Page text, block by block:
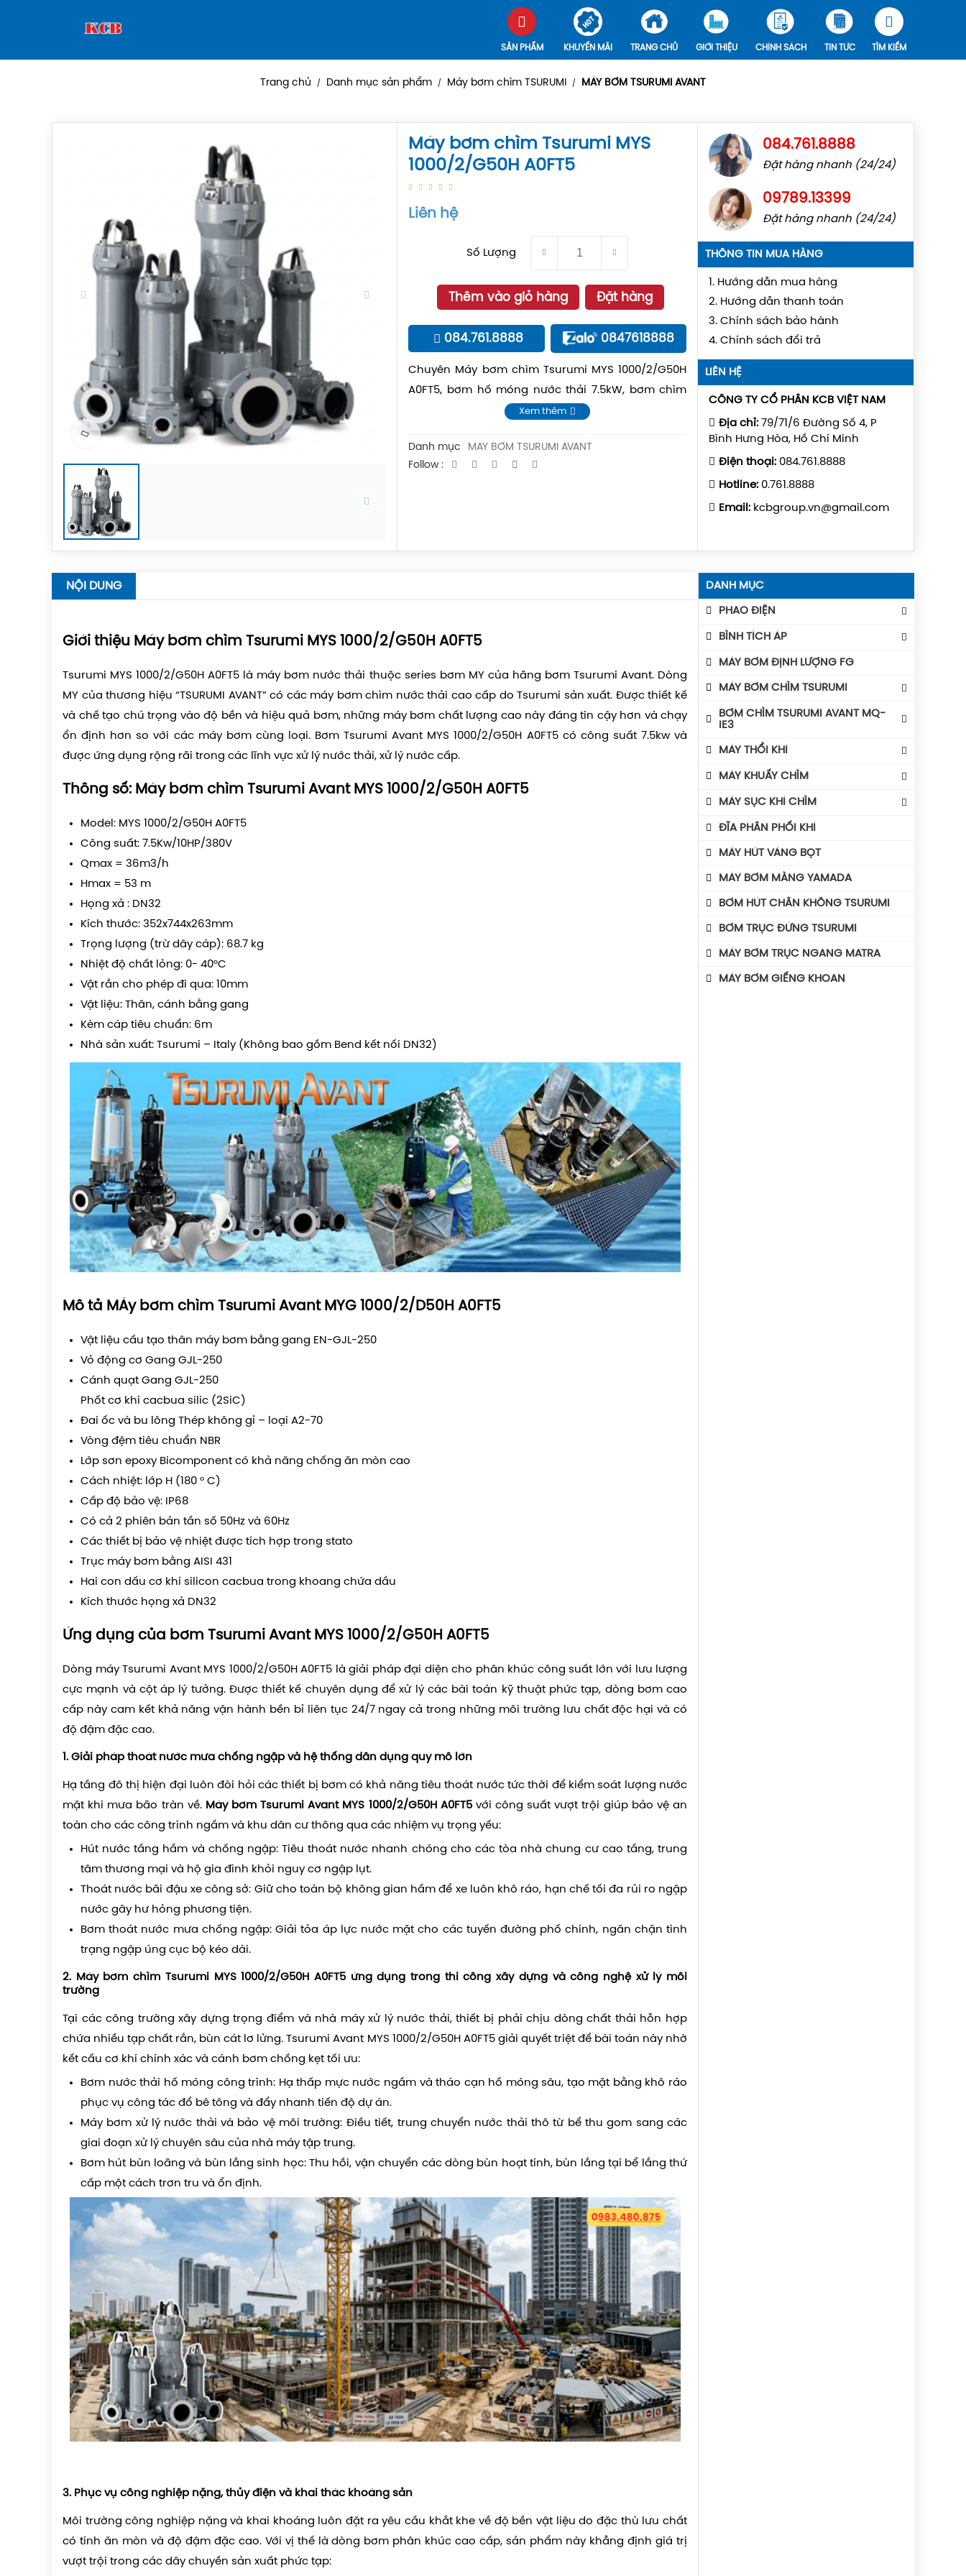
SẢN PHẨM KHUYẾN MÃI TRANG CHỦ GIỚI THIỆU CHÍNH SÁCH TIN TỨC TÌM KIẾM
Trang chủ / Danh mục sản phẩm / Máy bơm chìm TSURUMI / MÁY BƠM TSURUMI AVANT
Máy bơm chìm Tsurumi MYS
1000/2/G50H A0FT5
Liên hệ
Số Lượng
Thêm vào giỏ hàng Đặt hàng
084.761.8888 0847618888
Chuyên Máy bơm chìm Tsurumi MYS 1000/2/G50H
A0FT5, bơm hố móng nước thải 7.5kW, bơm chìm
xây dựng điện 3 pha
Xem thêm
Danh mục
MÁY BƠM TSURUMI AVANT
Follow :
084.761.8888
Đặt hàng nhanh (24/24)
09789.13399
Đặt hàng nhanh (24/24)
THÔNG TIN MUA HÀNG
1. Hướng dẫn mua hàng
2. Hướng dẫn thanh toán
3. Chính sách bảo hành
4. Chính sách đổi trả
LIÊN HỆ
CÔNG TY CỔ PHẦN KCB VIỆT NAM
Địa chỉ: 79/71/6 Đường Số 4, P
Bình Hưng Hòa, Hồ Chí Minh
Điện thoại: 084.761.8888
Hotline: 0.761.8888
Email: kcbgroup.vn@gmail.com
NỘI DUNG
Giới thiệu Máy bơm chìm Tsurumi MYS 1000/2/G50H A0FT5
Tsurumi MYS 1000/2/G50H A0FT5 là máy bơm nước thải thuộc series bơm MY của hãng bơm Tsurumi Avant. Dòng
MY của thương hiệu “TSURUMI AVANT” có các máy bơm chìm nước thải cao cấp do Tsurumi sản xuất. Được thiết kế
và chế tạo chú trọng vào độ bền và hiệu quả bơm, những máy bơm chất lượng cao này đáng tin cậy hơn và chạy
ổn định hơn so với các máy bơm cùng loại. Bơm Tsurumi Avant MYS 1000/2/G50H A0FT5 có công suất 7.5kw và
được ứng dụng rộng rãi trong các lĩnh vực xử lý nước thải, xử lý nước cấp.
Thông số: Máy bơm chìm Tsurumi Avant MYS 1000/2/G50H A0FT5
Model: MYS 1000/2/G50H A0FT5
Công suất: 7.5Kw/10HP/380V
Qmax = 36m3/h
Hmax = 53 m
Họng xả : DN32
Kích thước: 352x744x263mm
Trọng lượng (trừ dây cáp): 68.7 kg
Nhiệt độ chất lỏng: 0- 40°C
Vật rắn cho phép đi qua: 10mm
Vật liệu: Thân, cánh bằng gang
Kèm cáp tiêu chuẩn: 6m
Nhà sản xuất: Tsurumi – Italy (Không bao gồm Bend kết nối DN32)
Mô tả MÁy bơm chìm Tsurumi Avant MYG 1000/2/D50H A0FT5
Vật liệu cấu tạo thân máy bơm bằng gang EN-GJL-250
Vỏ động cơ Gang GJL-250
Cánh quạt Gang GJL-250
Phốt cơ khí cacbua silic (2SiC)
Đai ốc và bu lông Thép không gỉ – loại A2-70
Vòng đệm tiêu chuẩn NBR
Lớp sơn epoxy Bicomponent có khả năng chống ăn mòn cao
Cách nhiệt: lớp H (180 ° C)
Cấp độ bảo vệ: IP68
Có cả 2 phiên bản tần số 50Hz và 60Hz
Các thiết bị bảo vệ nhiệt được tích hợp trong stato
Trục máy bơm bằng AISI 431
Hai con dấu cơ khí silicon cacbua trong khoang chứa dầu
Kích thước họng xả DN32
Ứng dụng của bơm Tsurumi Avant MYS 1000/2/G50H A0FT5
Dòng máy Tsurumi Avant MYS 1000/2/G50H A0FT5 là giải pháp đại diện cho phân khúc công suất lớn với lưu lượng
cực mạnh và cột áp lý tưởng. Được thiết kế chuyên dụng để xử lý các bài toán kỹ thuật phức tạp, dòng bơm cao
cấp này cam kết khả năng vận hành bền bỉ liên tục 24/7 ngay cả trong những môi trường lưu chất độc hại và có
độ đậm đặc cao.
1. Giải pháp thoát nước mưa chống ngập và hệ thống dân dụng quy mô lớn
Hạ tầng đô thị hiện đại luôn đòi hỏi các thiết bị bơm có khả năng tiêu thoát nước tức thời để kiểm soát lượng nước
mặt khi mưa bão tràn về. Máy bơm Tsurumi Avant MYS 1000/2/G50H A0FT5với công suất vượt trội giúp bảo vệ an
toàn cho các công trình ngầm và khu dân cư thông qua các nhiệm vụ trọng yếu:
Hút nước tầng hầm và chống ngập: Tiêu thoát nước nhanh chóng cho các tòa nhà chung cư cao tầng, trung
tâm thương mại và hộ gia đình khỏi nguy cơ ngập lụt.
Thoát nước bãi đậu xe công sở: Giữ cho toàn bộ không gian hầm để xe luôn khô ráo, hạn chế tối đa rủi ro ngập
nước gây hư hỏng phương tiện.
Bơm thoát nước mưa chống ngập: Giải tỏa áp lực nước mặt cho các tuyến đường phố chính, ngăn chặn tình
trạng ngập úng cục bộ kéo dài.
2. Máy bơm chìm Tsurumi MYS 1000/2/G50H A0FT5 ứng dụng trong thi công xây dựng và công nghệ xử lý môi
trường
Tại các công trường xây dựng trọng điểm và nhà máy xử lý nước thải, thiết bị phải chịu dòng chất thải hỗn hợp
chứa nhiều tạp chất rắn, bùn cát lơ lửng. Tsurumi Avant MYS 1000/2/G50H A0FT5 giải quyết triệt để bài toán này nhờ
kết cấu cơ khí chính xác và cánh bơm chống kẹt tối ưu:
Bơm nước thải hố móng công trình: Hạ thấp mực nước ngầm và tháo cạn hố móng sâu, tạo mặt bằng khô ráo
phục vụ công tác đổ bê tông và đẩy nhanh tiến độ dự án.
Máy bơm xử lý nước thải và bảo vệ môi trường: Điều tiết, trung chuyển nước thải thô từ bể thu gom sang các
giai đoạn xử lý chuyên sâu của nhà máy tập trung.
Bơm hút bùn loãng và bùn lắng sinh học: Thu hồi, vận chuyển các dòng bùn hoạt tính, bùn lắng tại bể lắng thứ
cấp một cách trơn tru và ổn định.
3. Phục vụ công nghiệp nặng, thủy điện và khai thác khoáng sản
Môi trường công nghiệp nặng và khai khoáng luôn đặt ra yêu cầu khắt khe về độ bền vật liệu do đặc thù lưu chất
có tính ăn mòn và độ đậm đặc cao. Với vị thế là dòng bơm phân khúc cao cấp, sản phẩm này khẳng định giá trị
vượt trội trong các dây chuyền sản xuất phức tạp:
DANH MỤC
PHAO ĐIỆN
Phao Báo Mức
Phao Điện Tecno- Italy
BÌNH TÍCH ÁP
Bình Tích Áp Aquafill
Bình Tích Áp VAREM
Phụ Kiện Bình Tích Áp
BÌNH GIÃN NỞ AQUAFILL
MÁY BƠM ĐỊNH LƯỢNG FG
MÁY BƠM CHÌM TSURUMI
MÁY BƠM TSURUMI UNIVERSE
MÁY BƠM TSURUMI AVANT
BƠM CHÌM TSURUMI AVANT MQ-
IE3
Máy Bơm Tsurumi Avant MQU
Máy Bơm Tsurumi Avant MQC
Máy Bơm Tsurumi Avant MQS
Máy Bơm Tsurumi Avant MQG
Phụ Kiện Bơm Tsurumi
MÁY THỔI KHÍ
Máy Thổi Khí Con Sò GOORUI
Máy Thổi Khí Tsurumi
Máy Thổi Khí Công Suất
Máy Thổi Khí Turbo
MÁY KHUẤY CHÌM
MÁY KHUẤY CHÌM TSURUMI ĐỘNG CƠ
AVANT IE3
Máy Khuấy Chìm Tsurumi
MÁY SỤC KHÍ CHÌM
Máy Sục Khí Chìm Tsurumi Ber
Máy Sục Khí Chìm Tsurumi TRN
ĐĨA PHÂN PHỐI KHÍ
MÁY HÚT VÁNG BỌT
MÁY BƠM MÀNG YAMADA
BƠM HÚT CHÂN KHÔNG TSURUMI
BƠM TRỤC ĐỨNG TSURUMI
MÁY BƠM TRỤC NGANG MATRA
MÁY BƠM GIẾNG KHOAN